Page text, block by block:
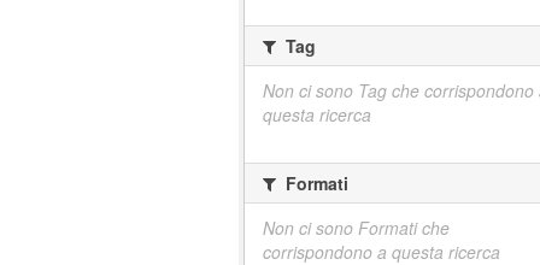
Tag
Non ci sono Tag che corrispondono
questa ricerca
Formati
Non ci sono Formati che
corrispondono a questa ricerca